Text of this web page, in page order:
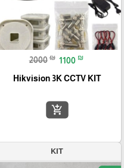
2000 ₪ 1100 ₪
Hikvision 3K CCTV KIT
add_shopping_cart
KIT